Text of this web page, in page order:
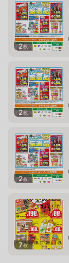
2枚
2枚
2枚
7枚